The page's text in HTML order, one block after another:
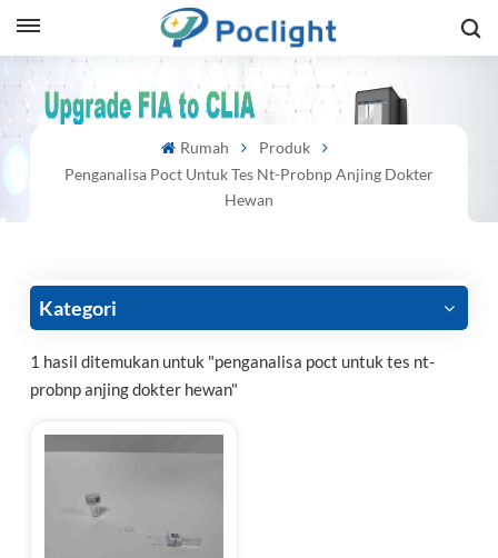
Rumah
Produk
Penganalisa Poct Untuk Tes Nt-Probnp Anjing Dokter
Hewan
Kategori
1 hasil ditemukan untuk "penganalisa poct untuk tes nt-
probnp anjing dokter hewan"